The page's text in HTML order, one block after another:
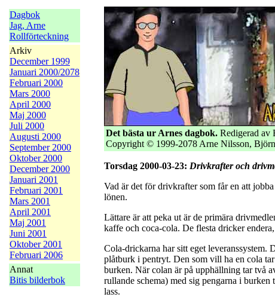
Dagbok
Jag, Arne
Rollförteckning
Arkiv
December 1999
Januari 2000/2078
Februari 2000
Mars 2000
April 2000
Maj 2000
Juli 2000
Augusti 2000
September 2000
Oktober 2000
December 2000
Januari 2001
Februari 2001
Mars 2001
April 2001
Maj 2001
Juni 2001
Oktober 2001
Februari 2006
Annat
Bitis bilderbok
Det bästa ur Arnes dagbok. Redigerad av
Copyright © 1999-2078 Arne Nilsson,
Torsdag 2000-03-23: Drivkrafter och
Vad är det för drivkrafter som får en att
lönen.
Lättare är att peka ut är de primära
kaffe och coca-cola. De flesta dricker
Cola-drickarna har sitt eget leveranssystem.
plåtburk i pentryt. Den som vill ha en cola
burken. När colan är på upphällning tar två
rullande schema) med sig pengarna i
lass.